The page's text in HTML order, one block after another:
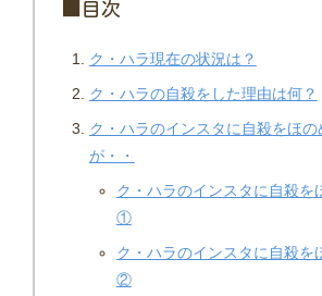
■目次
ク・ハラ現在の状況は？
ク・ハラの自殺をした理由は何？
ク・ハラのインスタに自殺をほ
が・・
ク・ハラのインスタに自殺を
①
ク・ハラのインスタに自殺を
②